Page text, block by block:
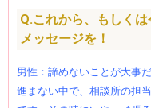
Q.これから、もしく
メッセージを！
男性：諦めないことが大事
進まない中で、相談所の担